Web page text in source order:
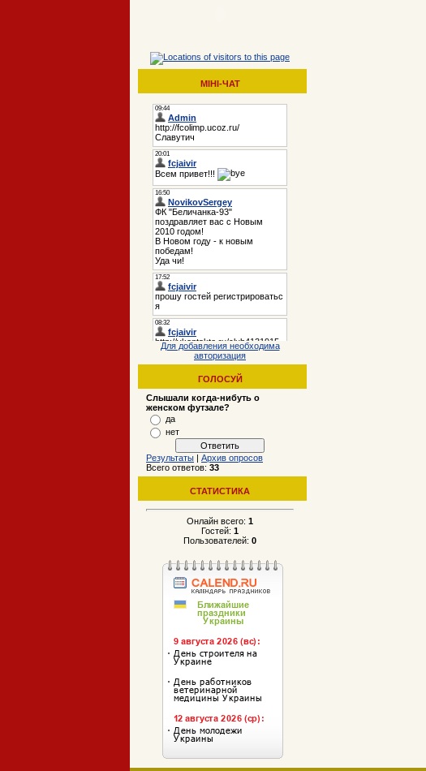
МІНІ-ЧАТ
Для добавления необходима
авторизация
ГОЛОСУЙ
Слышали когда-нибуть о
женском футзале?
да
нет
Результаты | Архив опросов
Всего ответов: 33
СТАТИСТИКА
Онлайн всего: 1
Гостей: 1
Пользователей: 0